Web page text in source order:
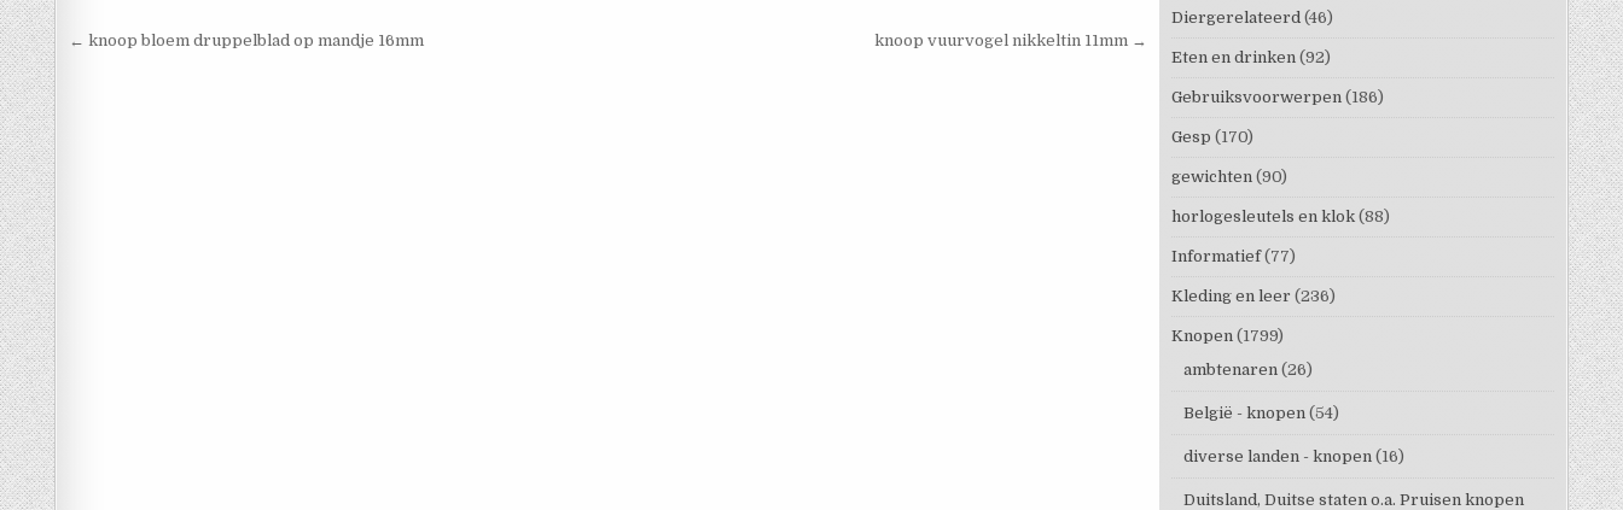
Berichtnavigatie
← knoop bloem druppelblad op mandje 16mm knoop vuurvogel nikkeltin 11mm →
Diergerelateerd (46)
Eten en drinken (92)
Gebruiksvoorwerpen (186)
Gesp (170)
gewichten (90)
horlogesleutels en klok (88)
Informatief (77)
Kleding en leer (236)
Knopen (1799)
ambtenaren (26)
België - knopen (54)
diverse landen - knopen (16)
Duitsland, Duitse staten o.a. Pruisen knopen